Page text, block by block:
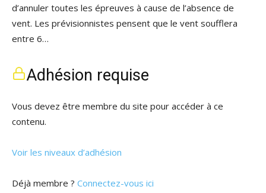
d’annuler toutes les épreuves à cause de l’absence de
vent. Les prévisionnistes pensent que le vent soufflera
entre 6…
Adhésion requise
Vous devez être membre du site pour accéder à ce
contenu.
Voir les niveaux d’adhésion
Déjà membre ? Connectez-vous ici